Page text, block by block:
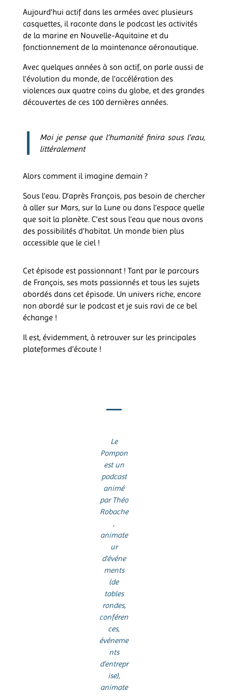
Aujourd’hui actif dans les armées avec plusieurs
casquettes, il raconte dans le podcast les activités
de la marine en Nouvelle-Aquitaine et du
fonctionnement de la maintenance aéronautique.
Avec quelques années à son actif, on parle aussi de
l’évolution du monde, de l’accélération des
violences aux quatre coins du globe, et des grandes
découvertes de ces 100 dernières années.
Moi je pense que l’humanité finira sous l’eau,
littéralement
Alors comment il imagine demain ?
Sous l’eau. D’après François, pas besoin de chercher
à aller sur Mars, sur la Lune ou dans l’espace quelle
que soit la planète. C’est sous l’eau que nous avons
des possibilités d’habitat. Un monde bien plus
accessible que le ciel !
Cet épisode est passionnant ! Tant par le parcours
de François, ses mots passionnés et tous les sujets
abordés dans cet épisode. Un univers riche, encore
non abordé sur le podcast et je suis ravi de ce bel
échange !
Il est, évidemment, à retrouver sur les principales
plateformes d’écoute !
Le
Pompon
est un
podcast
animé
par Théo
Robache
,
animate
ur
d’événe
ments
(de
tables
rondes,
conféren
ces,
événeme
nts
d’entrepr
ise),
animate